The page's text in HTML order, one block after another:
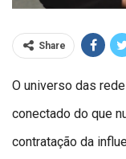
Share
O universo das
conectado do que
contratação da